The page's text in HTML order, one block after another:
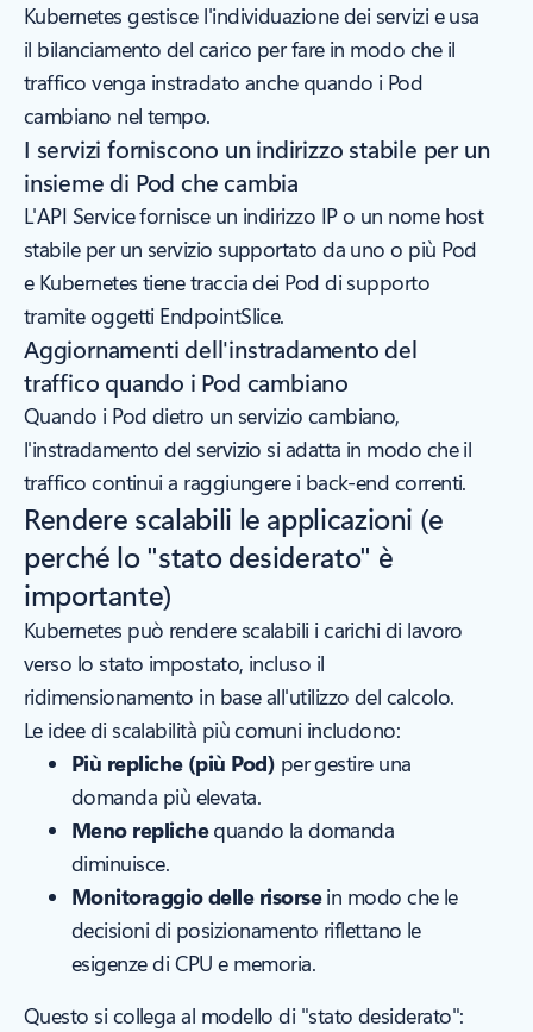
Kubernetes gestisce l'individuazione dei servizi e usa
il bilanciamento del carico per fare in modo che il
traffico venga instradato anche quando i Pod
cambiano nel tempo.
I servizi forniscono un indirizzo stabile per un
insieme di Pod che cambia
L'API Service fornisce un indirizzo IP o un nome host
stabile per un servizio supportato da uno o più Pod
e Kubernetes tiene traccia dei Pod di supporto
tramite oggetti EndpointSlice.
Aggiornamenti dell'instradamento del
traffico quando i Pod cambiano
Quando i Pod dietro un servizio cambiano,
l'instradamento del servizio si adatta in modo che il
traffico continui a raggiungere i back-end correnti.
Rendere scalabili le applicazioni (e
perché lo "stato desiderato" è
importante)
Kubernetes può rendere scalabili i carichi di lavoro
verso lo stato impostato, incluso il
ridimensionamento in base all'utilizzo del calcolo.
Le idee di scalabilità più comuni includono:
Più repliche (più Pod) per gestire una
domanda più elevata.
Meno replichequando la domanda
diminuisce.
Monitoraggio delle risorsein modo che le
decisioni di posizionamento riflettano le
esigenze di CPU e memoria.
Questo si collega al modello di "stato desiderato":